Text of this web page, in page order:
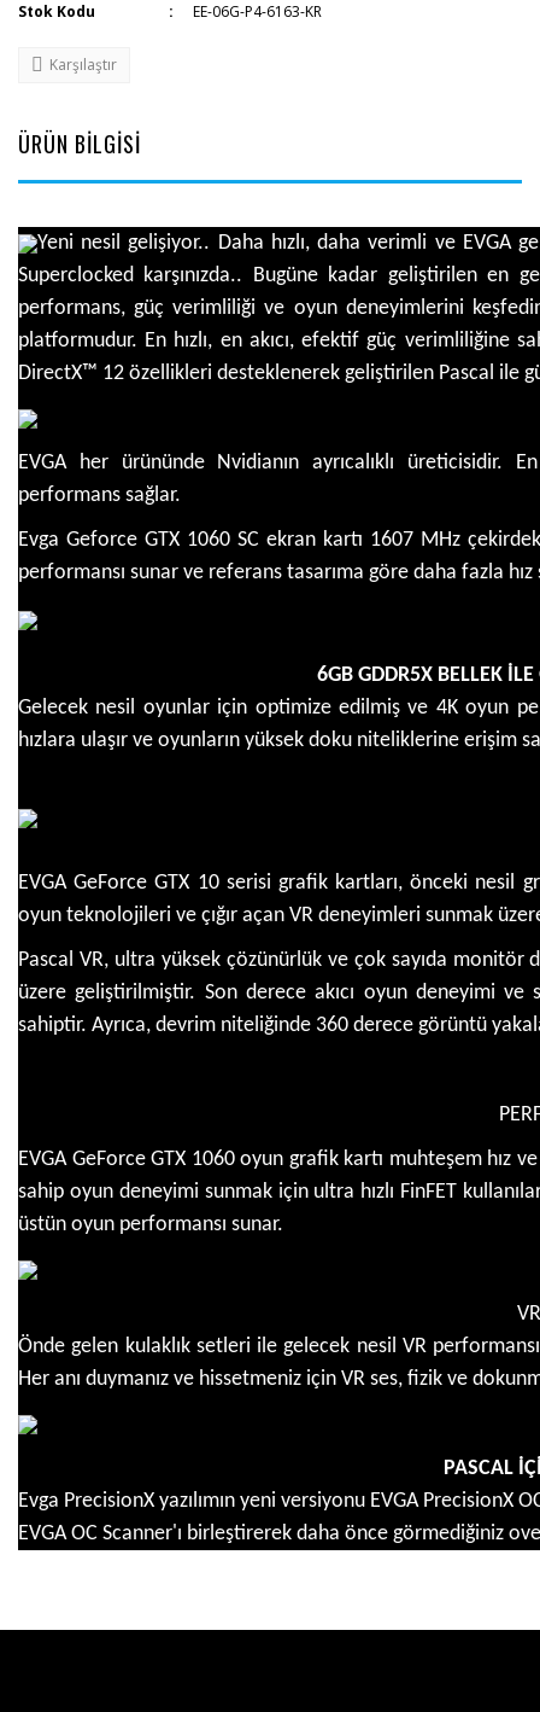
Stok Kodu EE-06G-P4-6163-KR
Karşılaştır
ÜRÜN BİLGİSİ
Yeni nesil gelişiyor.. Daha hızlı, daha verimli ve EVGA
Superclocked karşınızda.. Bugüne kadar geliştirilen en
performans, güç verimliliği ve oyun deneyimlerini
platformudur. En hızlı, en akıcı, efektif güç verimliliğine
DirectX™ 12 özellikleri desteklenerek geliştirilen Pascal ile
EVGA her ürününde Nvidianın ayrıcalıklı üreticisidir.
performans sağlar.
Evga Geforce GTX 1060 SC ekran kartı 1607 MHz
performansı sunar ve referans tasarıma göre daha fazla hız
6GB GDDR5X BELLEK
Gelecek nesil oyunlar için optimize edilmiş ve 4K oyun
hızlara ulaşır ve oyunların yüksek doku niteliklerine erişim
EVGA GeForce GTX 10 serisi grafik kartları, önceki nesil
oyun teknolojileri ve çığır açan VR deneyimleri sunmak
Pascal VR, ultra yüksek çözünürlük ve çok sayıda
üzere geliştirilmiştir. Son derece akıcı oyun deneyimi
sahiptir. Ayrıca, devrim niteliğinde 360 derece görüntü
EVGA GeForce GTX 1060 oyun grafik kartı muhteşem hız
sahip oyun deneyimi sunmak için ultra hızlı FinFET
üstün oyun performansı sunar.
Önde gelen kulaklık setleri ile gelecek nesil VR
Her anı duymanız ve hissetmeniz için VR ses, fizik ve
PASCAL
Evga PrecisionX yazılımın yeni versiyonu EVGA PrecisionX
EVGA OC Scanner'ı birleştirerek daha önce görmediğiniz